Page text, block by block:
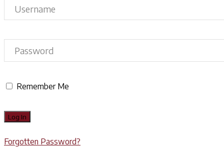
Remember Me
Forgotten Password?